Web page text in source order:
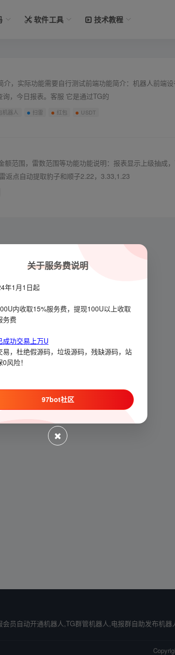
软件工具 技术教程
，实际功能需要自行测试前端功能简介：机器人前端设
，今日报表。客服 它是通过TG的
机器人 扫雷 红包 USDT
范围，雷数范围等功能功能说明：报表显示上级抽成
返点自动提取豹子和顺子2.22，3.33,1.23
员自动开通机器人,TG群管机器人,电报群自助发布机
关于服务费说明
年1月1日起
内收取15%服务费，提现100U以上收取
务费
成功交易上万U
易，杜绝假源码，垃圾源码，残缺源码，站
风险！
97bot社区